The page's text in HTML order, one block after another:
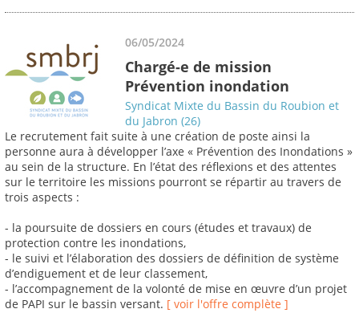
06/05/2024
Chargé-e de mission
Prévention inondation
Syndicat Mixte du Bassin du Roubion et
du Jabron (26)
Le recrutement fait suite à une création de poste ainsi la
personne aura à développer l’axe « Prévention des Inondations »
au sein de la structure. En l’état des réflexions et des attentes
sur le territoire les missions pourront se répartir au travers de
trois aspects :
- la poursuite de dossiers en cours (études et travaux) de
protection contre les inondations,
- le suivi et l’élaboration des dossiers de définition de système
d’endiguement et de leur classement,
- l’accompagnement de la volonté de mise en œuvre d’un projet
de PAPI sur le bassin versant. [ voir l'offre complète ]